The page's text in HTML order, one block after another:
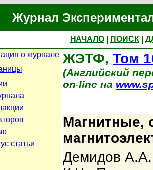
Журнал
НАЧАЛО ПОИСК
о журнале
статьи
ЖЭТФ, Том
(Английский
on-line на
Магнитные,
Демидов А.А.